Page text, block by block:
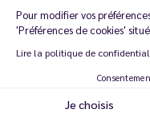
Pour modifier vos
'Préférences de cookies'
Lire la politique de
Je choisis
Les principaux
format
entretien
remplissage
Recommander ma